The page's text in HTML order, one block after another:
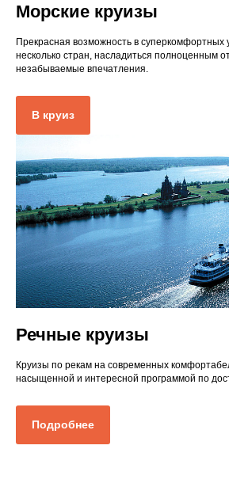
Морские круизы
Прекрасная возможность в суперкомфортных
несколько стран, насладиться полноценным
незабываемые впечатления.
В круиз
Речные круизы
Круизы по рекам на современных
насыщенной и интересной программой по
Подробнее